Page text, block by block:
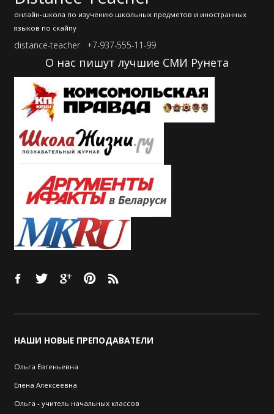
онлайн-школа по изучению школьных предметов и иностранных
языков по скайпу
distance-teacher +7-937-555-11-99
О нас пишут лучшие СМИ Рунета
НАШИ НОВЫЕ ПРЕПОДАВАТЕЛИ
Ольга Евгеньевна
Елена Алексеевна
Ольга - учитель начальных классов